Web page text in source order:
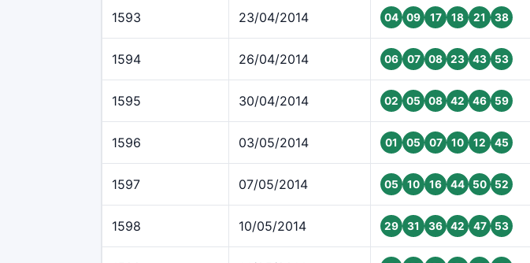
1593 23/04/2014 04 09 17 18 21 38
1594 26/04/2014 06 07 08 23 43 53
1595 30/04/2014 02 05 08 42 46 59
1596 03/05/2014 01 05 07 10 12 45
1597 07/05/2014 05 10 16 44 50 52
1598 10/05/2014 29 31 36 42 47 53